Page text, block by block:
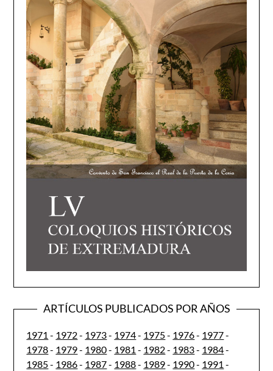
ARTÍCULOS PUBLICADOS POR AÑOS
1971 - 1972- 1973- 1974- 1975- 1976- 1977-
1978- 1979- 1980- 1981 - 1982- 1983- 1984-
1985- 1986- 1987- 1988- 1989- 1990- 1991 -